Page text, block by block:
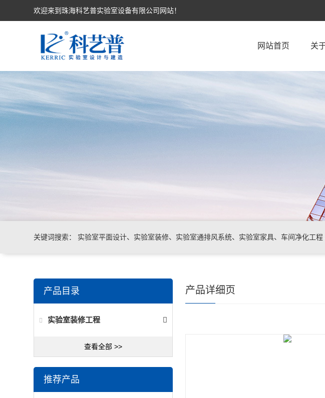
欢迎来到珠海科艺普实验室设备有限公司网站！
网站首页 关
关键词搜索： 实验室平面设计、实验室装修、实验室通排风系统、实验室家具、车间净化工程
产品目录
实验室装修工程
查看全部 >>
推荐产品
产品详细页